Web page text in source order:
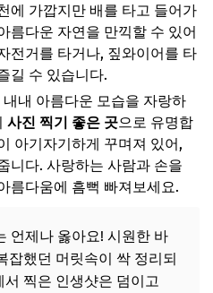
에 가깝지만 배를 타고 들어가
름다운 자연을 만끽할 수 있어
전거를 타거나, 짚와이어를 타
길 수 있습니다.
내내 아름다운 모습을 자랑하
사진 찍기 좋은 곳으로 유명합
아기자기하게 꾸며져 있어,
니다. 사랑하는 사람과 손을
름다움에 흠뻑 빠져보세요.
언제나 옳아요! 시원한 바
잡했던 머릿속이 싹 정리되
찍은 인생샷은 덤이고